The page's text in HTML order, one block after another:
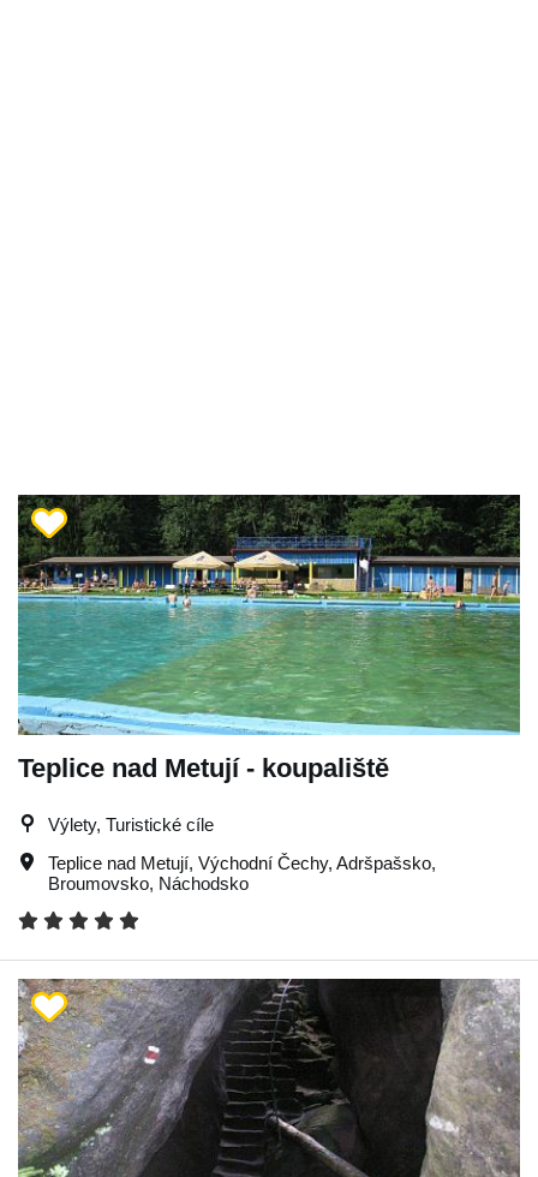
Teplice nad Metují - koupaliště
Výlety, Turistické cíle
Teplice nad Metují, Východní Čechy, Adršpašsko,
Broumovsko, Náchodsko